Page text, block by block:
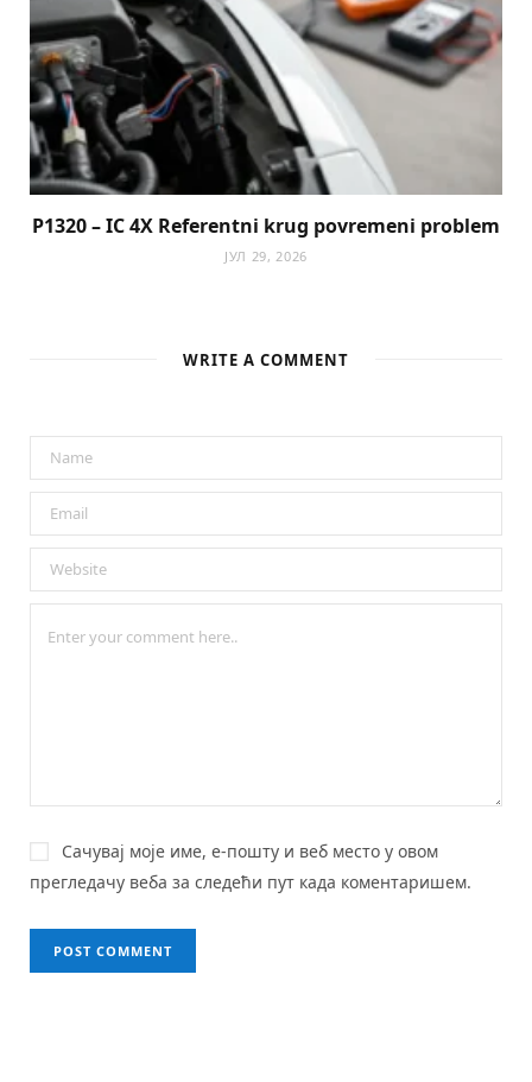
P1320 – IC 4X Referentni krug povremeni problem
ЈУЛ 29, 2026
WRITE A COMMENT
Сачувај моје име, е-пошту и веб место у овом
прегледачу веба за следећи пут када коментаришем.